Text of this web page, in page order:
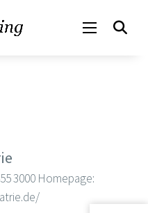
3000 Homepage: